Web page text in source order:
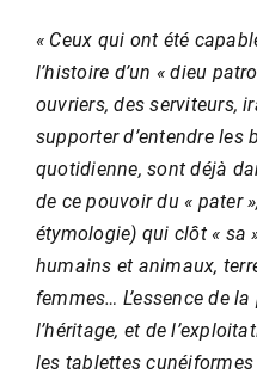
« Ceux qui ont été
l’histoire d’un « dieu
ouvriers, des serviteurs,
supporter d’entendre
quotidienne, sont déjà
de ce pouvoir du « pater
étymologie) qui clôt « sa
humains et animaux,
femmes… L’essence de
l’héritage, et de
les tablettes cunéiformes